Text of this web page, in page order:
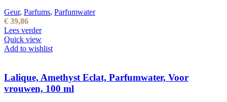
Geur, Parfums, Parfumwater
€ 39,86
Lees verder
Quick view
Add to wishlist
Lalique, Amethyst Eclat, Parfumwater, Voor
vrouwen, 100 ml